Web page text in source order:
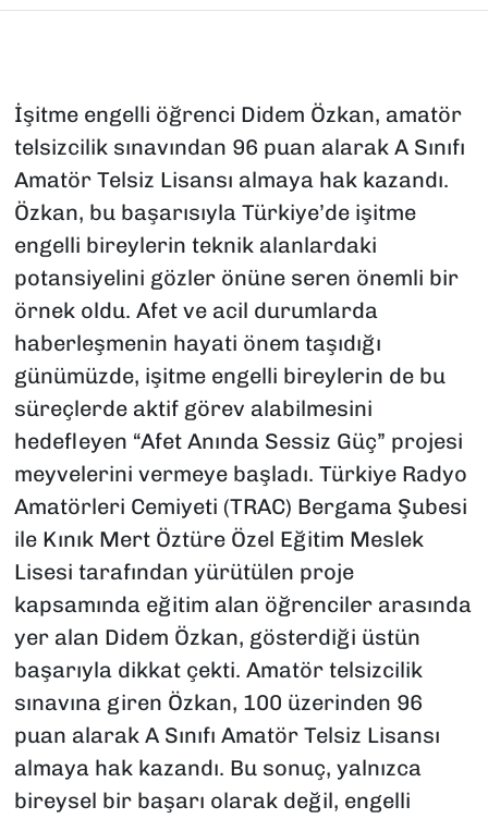
İşitme engelli öğrenci Didem Özkan, amatör
telsizcilik sınavından 96 puan alarak A Sınıfı
Amatör Telsiz Lisansı almaya hak kazandı.
Özkan, bu başarısıyla Türkiye’de işitme
engelli bireylerin teknik alanlardaki
potansiyelini gözler önüne seren önemli bir
örnek oldu. Afet ve acil durumlarda
haberleşmenin hayati önem taşıdığı
günümüzde, işitme engelli bireylerin de bu
süreçlerde aktif görev alabilmesini
hedefleyen “Afet Anında Sessiz Güç” projesi
meyvelerini vermeye başladı. Türkiye Radyo
Amatörleri Cemiyeti (TRAC) Bergama Şubesi
ile Kınık Mert Öztüre Özel Eğitim Meslek
Lisesi tarafından yürütülen proje
kapsamında eğitim alan öğrenciler arasında
yer alan Didem Özkan, gösterdiği üstün
başarıyla dikkat çekti. Amatör telsizcilik
sınavına giren Özkan, 100 üzerinden 96
puan alarak A Sınıfı Amatör Telsiz Lisansı
almaya hak kazandı. Bu sonuç, yalnızca
bireysel bir başarı olarak değil, engelli